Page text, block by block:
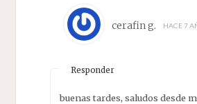
cerafin g. HACE 7
Responder
buenas tardes, saludos desde